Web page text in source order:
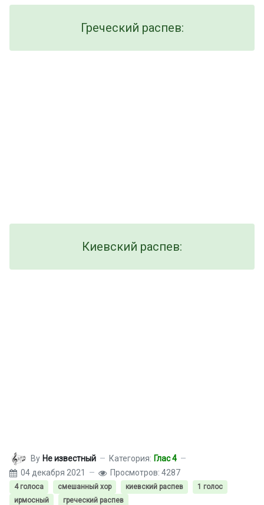
Греческий распев:
Киевский распев:
By Не известный Категория: Глас 4
04 декабря 2021
Просмотров: 4287
4 голоса смешанный хор киевский распев
1 голос
ирмосный
греческий распев